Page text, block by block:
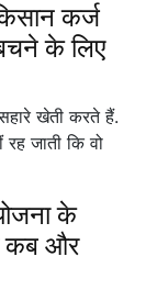
कर्ज
के लिए
खेती करते हैं.
जाती कि वो
के
कब और